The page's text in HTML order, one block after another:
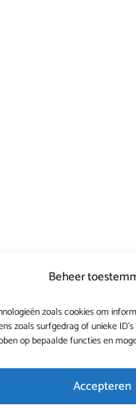
Beheer
zoals cookies om
zoals surfgedrag of unieke
op bepaalde functies en
Accepteren